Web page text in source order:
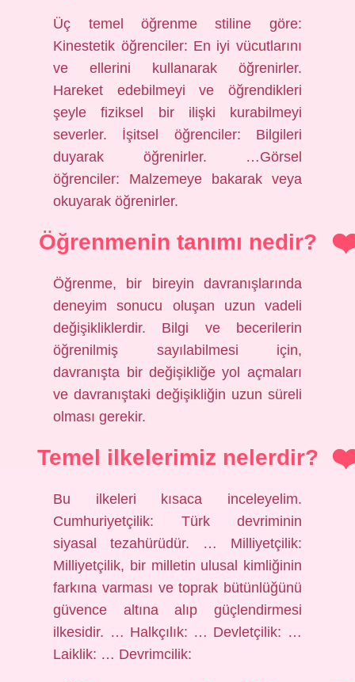
Üç temel öğrenme stiline göre:
Kinestetik öğrenciler: En iyi vücutlarını
ve ellerini kullanarak öğrenirler.
Hareket edebilmeyi ve öğrendikleri
şeyle fiziksel bir ilişki kurabilmeyi
severler. İşitsel öğrenciler: Bilgileri
duyarak öğrenirler. …Görsel
öğrenciler: Malzemeye bakarak veya
okuyarak öğrenirler.
Öğrenmenin tanımı nedir?
Öğrenme, bir bireyin davranışlarında
deneyim sonucu oluşan uzun vadeli
değişikliklerdir. Bilgi ve becerilerin
öğrenilmiş sayılabilmesi için,
davranışta bir değişikliğe yol açmaları
ve davranıştaki değişikliğin uzun süreli
olması gerekir.
Temel ilkelerimiz nelerdir?
Bu ilkeleri kısaca inceleyelim.
Cumhuriyetçilik: Türk devriminin
siyasal tezahürüdür. … Milliyetçilik:
Milliyetçilik, bir milletin ulusal kimliğinin
farkına varması ve toprak bütünlüğünü
güvence altına alıp güçlendirmesi
ilkesidir. … Halkçılık: … Devletçilik: …
Laiklik: … Devrimcilik: